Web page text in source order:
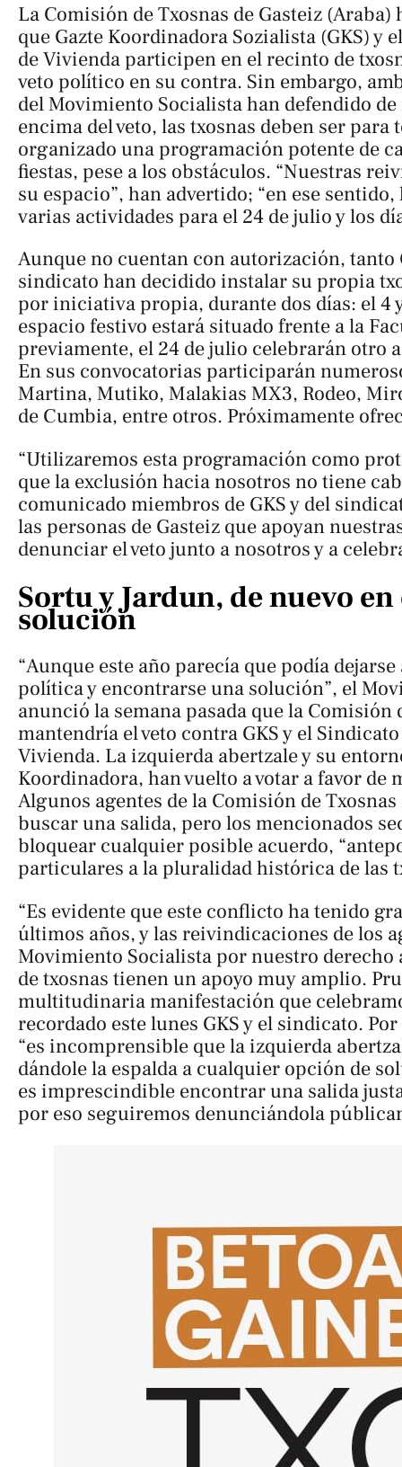
La Comisión de Txosnas de Gasteiz
que Gazte Koordinadora Sozialista (GKS) y
de Vivienda participen en el recinto de
veto político en su contra. Sin embargo,
del Movimiento Socialista han defendido de
encima del veto, las txosnas deben ser para
organizado una programación potente de
fiestas, pese a los obstáculos. “Nuestras
su espacio”, han advertido; “en ese
varias actividades para el 24 de julio y los
Aunque no cuentan con autorización, tanto
sindicato han decidido instalar su propia
por iniciativa propia, durante dos días: el 4
espacio festivo estará situado frente a la
previamente, el 24 de julio celebrarán otro
En sus convocatorias participarán
Martina, Mutiko, Malakias MX3, Rodeo,
de Cumbia, entre otros. Próximamente
“Utilizaremos esta programación como
que la exclusión hacia nosotros no tiene
comunicado miembros de GKS y del
las personas de Gasteiz que apoyan
denunciar el veto junto a nosotros y a
Sortu y Jardun, de nuevo
solución
“Aunque este año parecía que podía
política y encontrarse una solución”, el
anunció la semana pasada que la Comisión
mantendría el veto contra GKS y el
Vivienda. La izquierda abertzale y su
Koordinadora, han vuelto a votar a favor de
Algunos agentes de la Comisión de
buscar una salida, pero los mencionados
bloquear cualquier posible acuerdo,
particulares a la pluralidad histórica de las
“Es evidente que este conflicto ha tenido
últimos años, y las reivindicaciones de los
Movimiento Socialista por nuestro derecho
de txosnas tienen un apoyo muy amplio.
multitudinaria manifestación que
recordado este lunes GKS y el sindicato.
“es incomprensible que la izquierda
dándole la espalda a cualquier opción de
es imprescindible encontrar una salida
por eso seguiremos denunciándola